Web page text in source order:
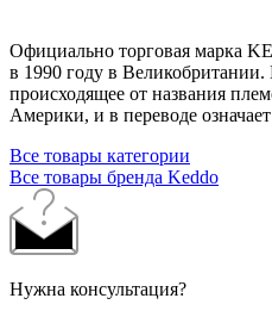
Официально торговая марка
в 1990 году в
происходящее от названия
Америки, и в переводе
Все товары категории
Все товары бренда Keddo
Нужна консультация?